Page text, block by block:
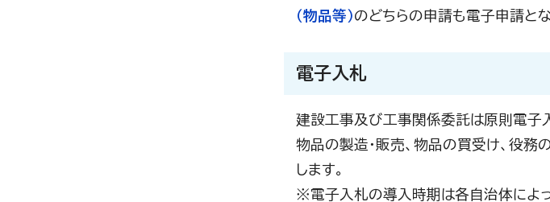
（物品等）のどちらの申請も電子申請とな
電子入札
建設工事及び工事関係委託は原則電子
物品の製造・販売、物品の買受け、役
します。
※電子入札の導入時期は各自治体によっ